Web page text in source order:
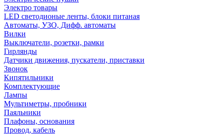
Электро товары
LED светодионые ленты, блоки питаная
Автоматы, УЗО, Дифф. автоматы
Вилки
Выключатели, розетки, рамки
Гирлянды
Датчики движения, пускатели, приставки
Звонок
Кипятильники
Комплектующие
Лампы
Мультиметры, пробники
Паяльники
Плафоны, основания
Провод, кабель